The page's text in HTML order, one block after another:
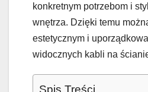
konkretnym potrzebom i
wnętrza. Dzięki temu
estetycznym i
widocznych kabli na
Spis Treści